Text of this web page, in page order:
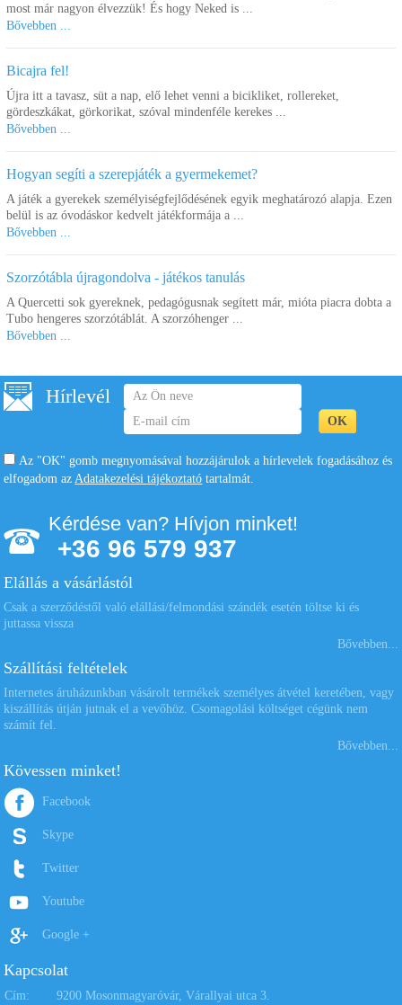
most már nagyon élvezzük! És hogy Neked is ...
Bővebben ...
Bicajra fel!
Újra itt a tavasz, süt a nap, elő lehet venni a bicikliket, rollereket,
gördeszkákat, görkorikat, szóval mindenféle kerekes ...
Bővebben ...
Hogyan segíti a szerepjáték a gyermekemet?
A játék a gyerekek személyiségfejlődésének egyik meghatározó alapja. Ezen
belül is az óvodáskor kedvelt játékformája a ...
Bővebben ...
Szorzótábla újragondolva - játékos tanulás
A Quercetti sok gyereknek, pedagógusnak segített már, mióta piacra dobta a
Tubo hengeres szorzótáblát. A szorzóhenger ...
Bővebben ...
Hírlevél
Az "OK" gomb megnyomásával hozzájárulok a hírlevelek fogadásához és
elfogadom az Adatakezelési tájékoztató tartalmát.
Kérdése van? Hívjon minket!
+36 96 579 937
Elállás a vásárlástól
Csak a szerződéstől való elállási/felmondási szándék esetén töltse ki és
juttassa vissza
Bővebben...
Szállítási feltételek
Internetes áruházunkban vásárolt termékek személyes átvétel keretében, vagy
kiszállítás útján jutnak el a vevőhöz. Csomagolási költséget cégünk nem
számít fel.
Bővebben...
Kövessen minket!
Facebook
Skype
Twitter
Youtube
Google +
Kapcsolat
Cím: 9200 Mosonmagyaróvár, Várallyai utca 3.